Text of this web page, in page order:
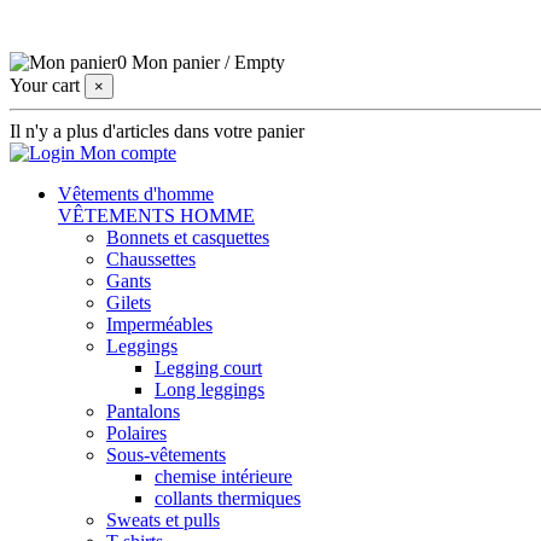
0 Mon panier /Empty
Your cart
×
Il n'y a plus d'articles dans votre panier
Mon compte
Vêtements d'homme
VÊTEMENTS HOMME
Bonnets et casquettes
Chaussettes
Gants
Gilets
Imperméables
Leggings
Legging court
Long leggings
Pantalons
Polaires
Sous-vêtements
chemise intérieure
collants thermiques
Sweats et pulls